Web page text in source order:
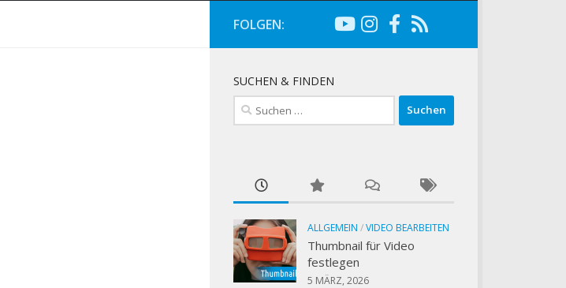
FOLGEN:
SUCHEN & FINDEN
Suchen
nach:
ALLGEMEIN /VIDEO BEARBEITEN
Thumbnail für Video
festlegen
5 MÄRZ, 2026